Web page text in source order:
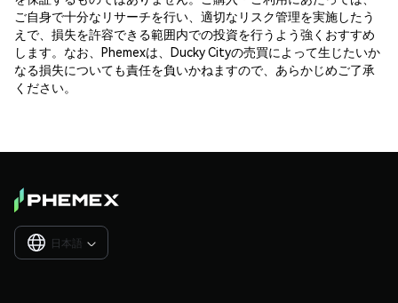
ご自身で十分なリサーチを行い、適切なリスク管理を実施したう
えで、損失を許容できる範囲内での投資を行うよう強くおすすめ
します。なお、Phemexは、Ducky Cityの売買によって生じたいか
なる損失についても責任を負いかねますので、あらかじめご了承
ください。
日本語 